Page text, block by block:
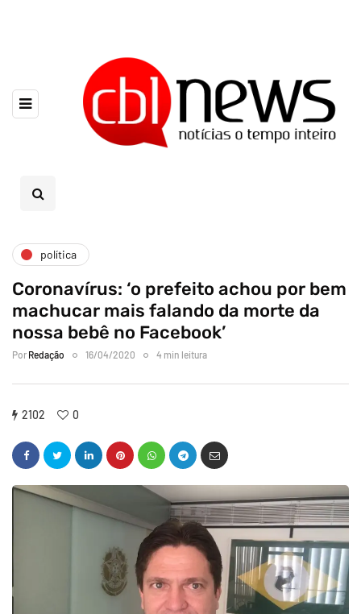
política
Coronavírus: ‘o prefeito achou por bem
machucar mais falando da morte da
nossa bebê no Facebook’
Por Redação 16/04/2020 4 min leitura
2102 0